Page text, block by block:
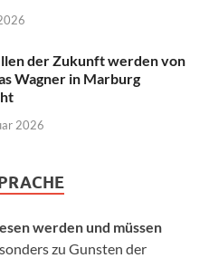
der Zukunft werden von
Wagner in Marburg
2026
werden und müssen
zu Gunsten der